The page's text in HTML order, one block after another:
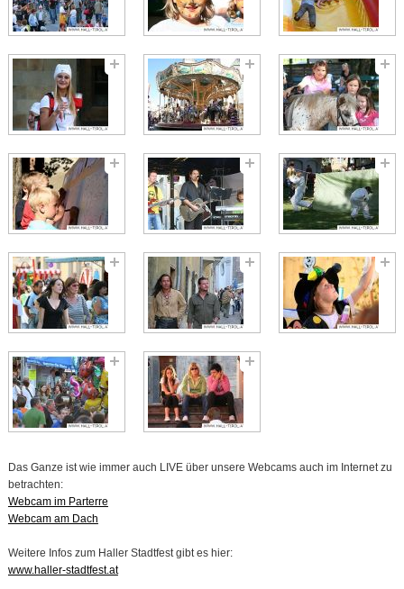
Das Ganze ist wie immer auch LIVE über unsere Webcams auch im Internet zu
betrachten:
Webcam im Parterre
Webcam am Dach
Weitere Infos zum Haller Stadtfest gibt es hier:
www.haller-stadtfest.at